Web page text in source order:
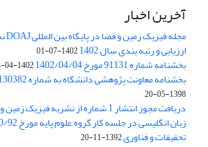
آخرین اخبار
مجله فیزیک زمین و فضا در پایگاه بین المللی DOAJ نمایه شد.
ارزیابی و رتبه بندی سال 1402 1402-07-01
بخشنامه شماره 91131 مورخ 1402/04/04 1402-04-04
بخشنامه معاونت پژوهشی دانشگاه به شماره 140/130382 مورخ 98/5/20
1398-05-20
دریافت مجوز انتشار 1 شماره از نشریه
تحقیقات و فناوری1392-11-20